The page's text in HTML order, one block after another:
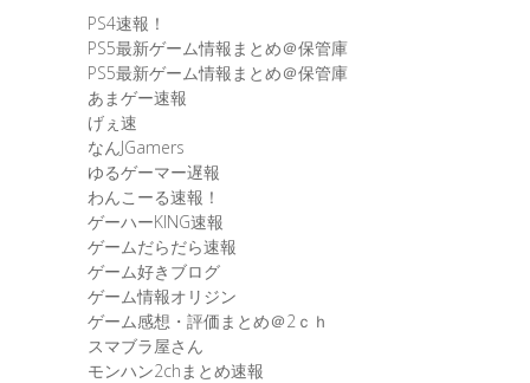
PS4速報！
PS5最新ゲーム情報まとめ＠保管庫
PS5最新ゲーム情報まとめ＠保管庫
あまゲー速報
げぇ速
なんJGamers
ゆるゲーマー遅報
わんこーる速報！
ゲーハーKING速報
ゲームだらだら速報
ゲーム好きブログ
ゲーム情報オリジン
ゲーム感想・評価まとめ＠2ｃｈ
スマブラ屋さん
モンハン2chまとめ速報